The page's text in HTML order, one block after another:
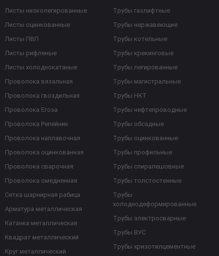
Листы низколегированные
Листы оцинкованные
Листы ПВЛ
Листы рифленые
Листы холоднокатаные
Проволока вязальная
Проволока гвоздильная
Проволока Егоза
Проволока Репейник
Проволока наплавочная
Проволока оцинкованная
Проволока сварочная
Проволока омедненная
Сетка шарнирная рабица
Арматура металлическая
Катанка металлическая
Квадрат металлический
Круг металлический
Трубы газлифтные
Трубы нержавеющие
Трубы котельные
Трубы крекинговые
Трубы легированные
Трубы магистральные
Трубы НКТ
Трубы нефтепроводные
Трубы обсадные
Трубы оцинкованные
Трубы профильные
Трубы спиралешовные
Трубы толстостенные
Трубы
холоднодеформированные
Трубы электросварные
Трубы ВУС
Трубы хризотилцементные